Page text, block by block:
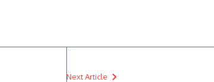
Next Article